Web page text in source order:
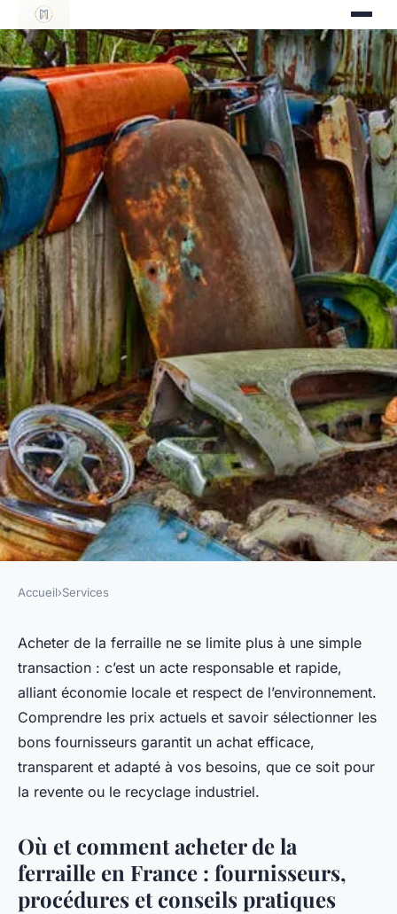
Achat de ferraille : profitez
d'une reprise rapide et
responsable
Aurélie•26 mai 2025•6 min de lecture
Accueil›Services
Acheter de la ferraille ne se limite plus à une simple
transaction : c’est un acte responsable et rapide,
alliant économie locale et respect de l’environnement.
Comprendre les prix actuels et savoir sélectionner les
bons fournisseurs garantit un achat efficace,
transparent et adapté à vos besoins, que ce soit pour
la revente ou le recyclage industriel.
Où et comment acheter de la
ferraille en France : fournisseurs,
procédures et conseils pratiques